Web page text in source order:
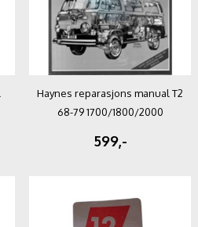
Haynes reparasjons manual T2
68-79 1700/1800/2000
599,-